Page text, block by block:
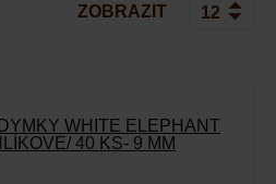
ZOBRAZIT
WHITE ELEPHANT
40 KS- 9 MM